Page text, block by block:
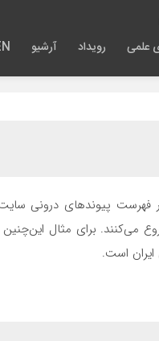
علمی رویداد آرشیو
فهرست پیوندهای درونی
می‌کنند. برای مثال
است.